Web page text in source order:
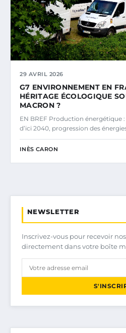
29 AVRIL 2026
G7 ENVIRONNEMENT EN
HÉRITAGE ÉCOLOGIQUE
MACRON ?
EN BREF Production énergétique
d’ici 2040, progression des
INÈS CARON
NEWSLETTER
Inscrivez-vous pour recevoir
directement dans votre boîte